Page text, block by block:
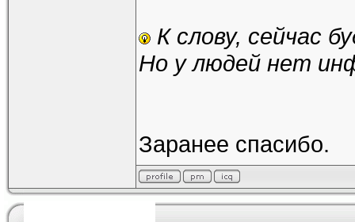
К слову, сейчас
Но у людей нет
Заранее спасибо.